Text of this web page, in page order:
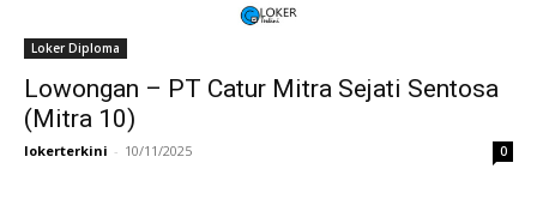
Loker Diploma
Lowongan – PT Catur Mitra Sejati Sentosa
(Mitra 10)
lokerterkini - 10/11/2025 0